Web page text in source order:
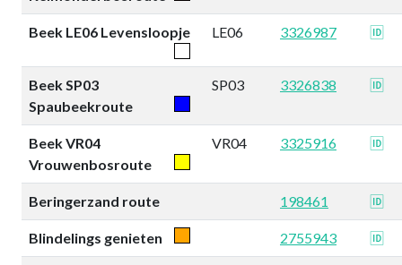
Beek LE06 Levensloopje LE06 3326987 🆔
Beek SP03
Spaubeekroute
SP03 3326838 🆔
Beek VR04
Vrouwenbosroute
VR04 3325916 🆔
Beringerzand route 198461 🆔
Blindelings genieten 2755943 🆔